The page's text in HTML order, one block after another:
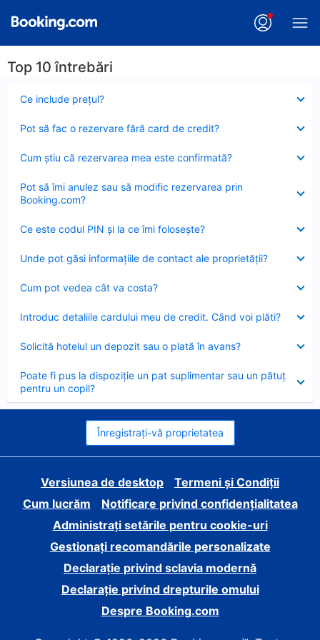
Top 10 întrebări
Ce include preţul?
închis
Pot să fac o rezervare fără card de credit?
închis
Cum ştiu că rezervarea mea este confirmată?
închis
Pot să îmi anulez sau să modific rezervarea prin
Booking.com?
închis
Ce este codul PIN şi la ce îmi foloseşte?
închis
Unde pot găsi informațiile de contact ale proprietății?
închis
Cum pot vedea cât va costa?
închis
Introduc detaliile cardului meu de credit. Când voi plăti?
închis
Solicită hotelul un depozit sau o plată în avans?
închis
Poate fi pus la dispoziție un pat suplimentar sau un pătuț
pentru un copil?
închis
Înregistrați-vă proprietatea
Versiunea de desktop
Termeni și Condiții
Cum lucrăm
Notificare privind confidențialitatea
Administrați setările pentru cookie-uri
Gestionați recomandările personalizate
Declarație privind sclavia modernă
Declarație privind drepturile omului
Despre Booking.com